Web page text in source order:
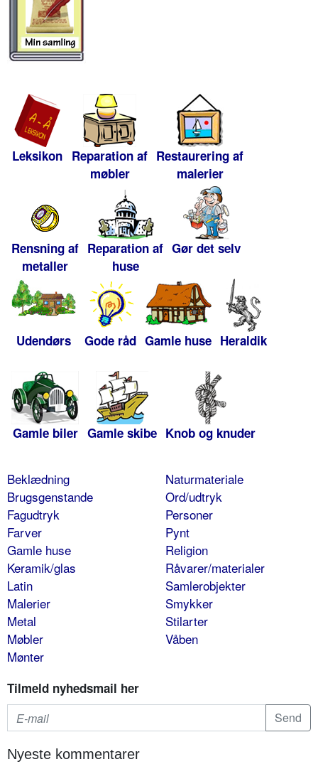
Leksikon Reparation af
møbler
Restaurering af
malerier
Rensning af
metaller
Reparation af
huse
Gør det selv
Udendørs Gode råd Gamle huse Heraldik
Gamle biler Gamle skibe Knob og knuder
Beklædning
Brugsgenstande
Fagudtryk
Farver
Gamle huse
Keramik/glas
Latin
Malerier
Metal
Møbler
Mønter
Naturmateriale
Ord/udtryk
Personer
Pynt
Religion
Råvarer/materialer
Samlerobjekter
Smykker
Stilarter
Våben
Tilmeld nyhedsmail her
Nyeste kommentarer